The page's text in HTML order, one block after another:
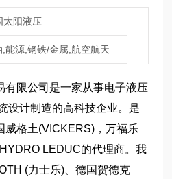
太阳液压
,能源,钢铁/金属,航空航天
限公司是一家从事电子液压
设计制造的高科技企业。是
威格土(VICKERS)，万福乐
LEDUC的代理商。我
(力士乐)、德国贺德克